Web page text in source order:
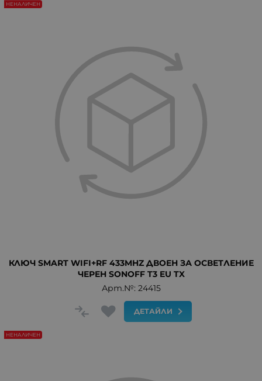
КЛЮЧ SMART WIFI+RF 433MHZ ДВОЕН ЗА ОСВЕТЛЕНИЕ
ЧЕРЕН SONOFF T3 EU TX
Арт.№: 24415
ДЕТАЙЛИ
НЕНАЛИЧЕН
НЕНАЛИЧЕН